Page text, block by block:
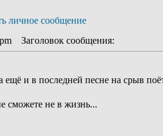
Заголовок сообщения:
ещё и в последней песне на срыв
сможете не в жизнь...